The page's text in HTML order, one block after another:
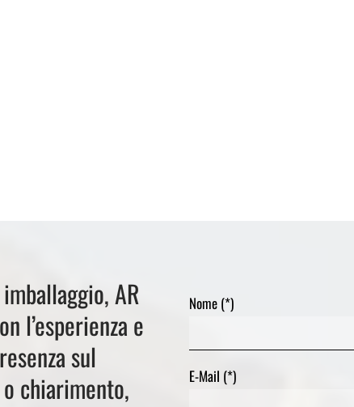
AR
l’esperienza e
sul
chiarimento,
Nome (*)
E-Mail (*)